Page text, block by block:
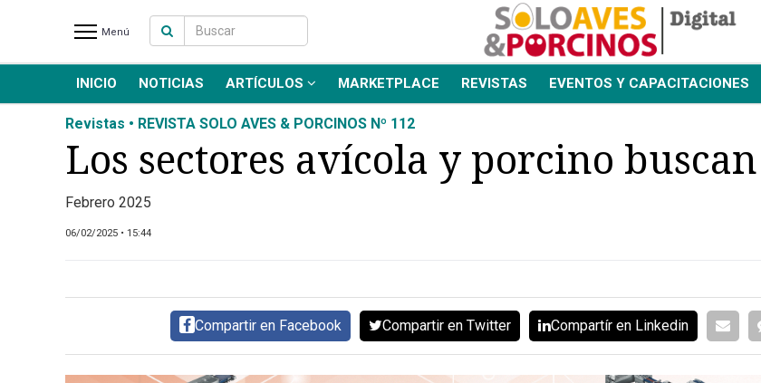
NOTICIAS RECIENTES
NOTICIAS
ARTÍCULOS
PRODUCCIÓN
PROCESO
Menú
INICIO NOTICIAS ARTÍCULOS MARKETPLACE REVISTAS EVENTOS Y CAPACITACIONES
Revistas • REVISTA SOLO AVES & PORCINOS Nº 112
Los sectores avícola y porcino
Febrero 2025
06/02/2025 • 15:44
Compartir en Facebook Compartir en Twitter Compartír en Linkedin